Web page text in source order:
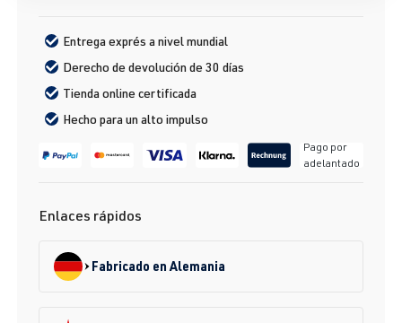
Entrega exprés a nivel mundial
Derecho de devolución de 30 días
Tienda online certificada
Hecho para un alto impulso
Pago por
adelantado
Enlaces rápidos
Fabricado en Alemania